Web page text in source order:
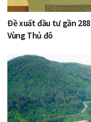
Đề xuất đầu tư gần
Vùng Thủ đô